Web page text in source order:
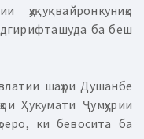
ба беш
шаҳри Душанбе
Ҳукумати Ҷумҳурии
ки бевосита ба